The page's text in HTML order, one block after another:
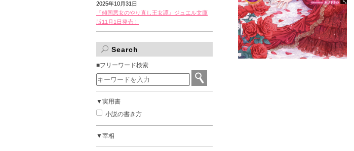
2025年10月31日
『傾国悪女のやり直し王女譚』ジュエル文庫
版11月1日発売！
Search
■フリーワード検索
▼実用書
小説の書き方
▼宰相